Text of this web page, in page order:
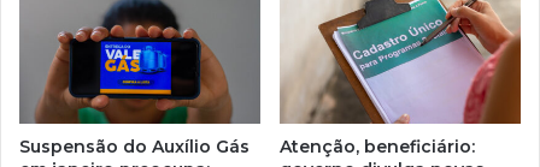
Suspensão do Auxílio Gás
Atenção, beneficiário: